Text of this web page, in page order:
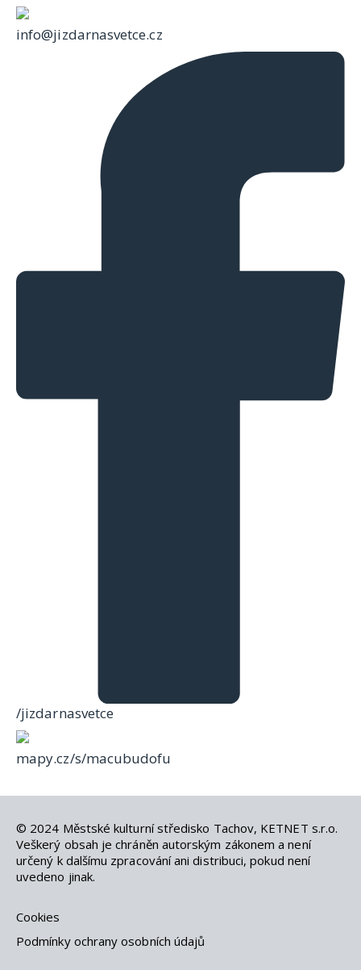
info@jizdarnasvetce.cz
/jizdarnasvetce
mapy.cz/s/macubudofu
© 2024 Městské kulturní středisko Tachov, KETNET s.r.o.
Veškerý obsah je chráněn autorským zákonem a není
určený k dalšímu zpracování ani distribuci, pokud není
uvedeno jinak.
Cookies
Podmínky ochrany osobních údajů